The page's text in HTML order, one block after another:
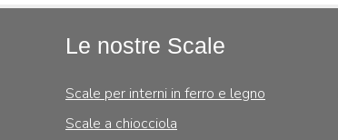
Le nostre Scale
Scale per interni in ferro e legno
Scale a chiocciola